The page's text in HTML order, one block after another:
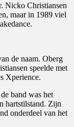
Nicko Christiansen
maar in 1989 viel
de naam. Oberg
speelde met
Xperience.
band was het
hartstilstand. Zijn
onderdeel van het